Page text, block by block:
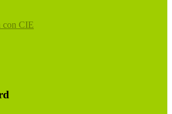
con CIE